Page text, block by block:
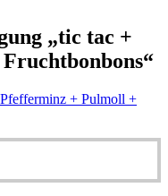
„tic tac +
+ Pulmoll +